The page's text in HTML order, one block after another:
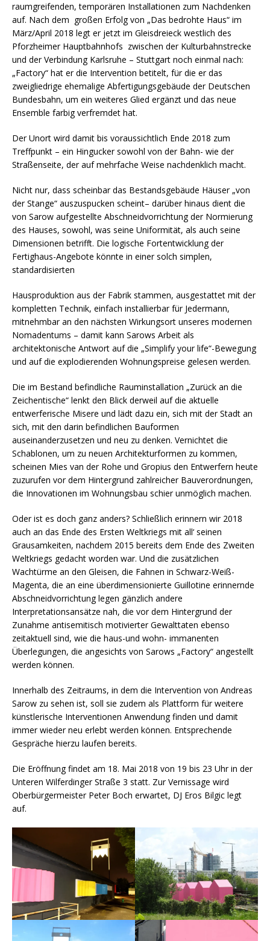
raumgreifenden, temporären Installationen zum Nachdenken
auf. Nach dem großen Erfolg von „Das bedrohte Haus“ im
März/April 2018 legt er jetzt im Gleisdreieck westlich des
Pforzheimer Hauptbahnhofs zwischen der Kulturbahnstrecke
und der Verbindung Karlsruhe – Stuttgart noch einmal nach:
„Factory“ hat er die Intervention betitelt, für die er das
zweigliedrige ehemalige Abfertigungsgebäude der Deutschen
Bundesbahn, um ein weiteres Glied ergänzt und das neue
Ensemble farbig verfremdet hat.
Der Unort wird damit bis voraussichtlich Ende 2018 zum
Treffpunkt – ein Hingucker sowohl von der Bahn- wie der
Straßenseite, der auf mehrfache Weise nachdenklich macht.
Nicht nur, dass scheinbar das Bestandsgebäude Häuser „von
der Stange“ auszuspucken scheint– darüber hinaus dient die
von Sarow aufgestellte Abschneidvorrichtung der Normierung
des Hauses, sowohl, was seine Uniformität, als auch seine
Dimensionen betrifft. Die logische Fortentwicklung der
Fertighaus-Angebote könnte in einer solch simplen,
standardisierten
Hausproduktion aus der Fabrik stammen, ausgestattet mit der
kompletten Technik, einfach installierbar für Jedermann,
mitnehmbar an den nächsten Wirkungsort unseres modernen
Nomadentums – damit kann Sarows Arbeit als
architektonische Antwort auf die „Simplify your life“-Bewegung
und auf die explodierenden Wohnungspreise gelesen werden.
Die im Bestand befindliche Rauminstallation „Zurück an die
Zeichentische“ lenkt den Blick derweil auf die aktuelle
entwerferische Misere und lädt dazu ein, sich mit der Stadt an
sich, mit den darin befindlichen Bauformen
auseinanderzusetzen und neu zu denken. Vernichtet die
Schablonen, um zu neuen Architekturformen zu kommen,
scheinen Mies van der Rohe und Gropius den Entwerfern heute
zuzurufen vor dem Hintergrund zahlreicher Bauverordnungen,
die Innovationen im Wohnungsbau schier unmöglich machen.
Oder ist es doch ganz anders? Schließlich erinnern wir 2018
auch an das Ende des Ersten Weltkriegs mit all‘ seinen
Grausamkeiten, nachdem 2015 bereits dem Ende des Zweiten
Weltkriegs gedacht worden war. Und die zusätzlichen
Wachtürme an den Gleisen, die Fahnen in Schwarz-Weiß-
Magenta, die an eine überdimensionierte Guillotine erinnernde
Abschneidvorrichtung legen gänzlich andere
Interpretationsansätze nah, die vor dem Hintergrund der
Zunahme antisemitisch motivierter Gewalttaten ebenso
zeitaktuell sind, wie die haus-und wohn- immanenten
Überlegungen, die angesichts von Sarows „Factory“ angestellt
werden können.
Innerhalb des Zeitraums, in dem die Intervention von Andreas
Sarow zu sehen ist, soll sie zudem als Plattform für weitere
künstlerische Interventionen Anwendung finden und damit
immer wieder neu erlebt werden können. Entsprechende
Gespräche hierzu laufen bereits.
Die Eröffnung findet am 18. Mai 2018 von 19 bis 23 Uhr in der
Unteren Wilferdinger Straße 3 statt. Zur Vernissage wird
Oberbürgermeister Peter Boch erwartet, DJ Eros Bilgic legt
auf.